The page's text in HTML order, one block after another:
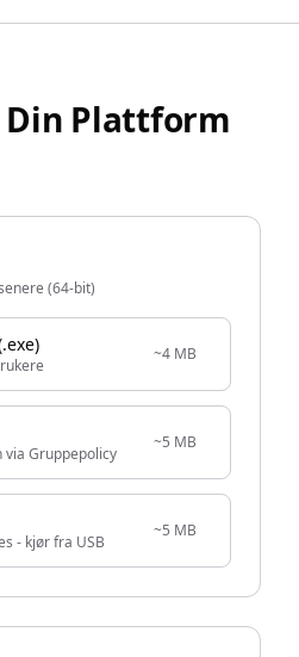
Din Plattform
(64-bit)
~4 MB
Gruppepolicy
~5 MB
- kjør fra USB
~5 MB